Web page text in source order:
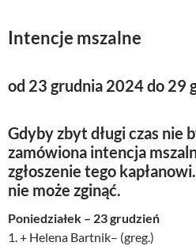
Intencje mszalne
od 23 grudnia 2024 do 29
Gdyby zbyt długi czas nie
zamówiona intencja
zgłoszenie tego
nie może zginąć.
Poniedziałek – 23 grudzień
1. + Helena Bartnik– (greg.)